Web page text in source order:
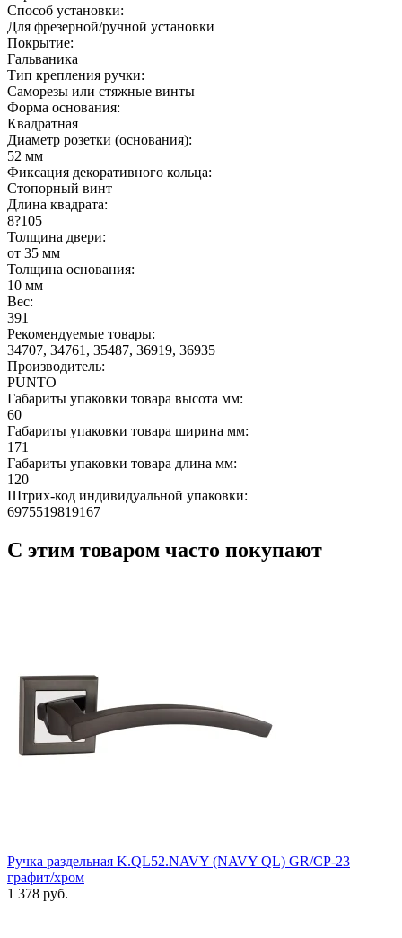
Способ установки:
Для фрезерной/ручной установки
Покрытие:
Гальваника
Тип крепления ручки:
Саморезы или стяжные винты
Форма основания:
Квадратная
Диаметр розетки (основания):
52 мм
Фиксация декоративного кольца:
Стопорный винт
Длина квадрата:
8?105
Толщина двери:
от 35 мм
Толщина основания:
10 мм
Вес:
391
Рекомендуемые товары:
34707, 34761, 35487, 36919, 36935
Производитель:
PUNTO
Габариты упаковки товара высота мм:
60
Габариты упаковки товара ширина мм:
171
Габариты упаковки товара длина мм:
120
Штрих-код индивидуальной упаковки:
6975519819167
С этим товаром часто покупают
Ручка раздельная K.QL52.NAVY (NAVY QL) GR/CP-23
графит/хром
1 378 руб.